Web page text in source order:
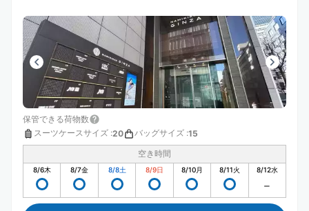
保管できる荷物数
スーツケースサイズ :20 バッグサイズ :15
空き時間
8/6木 8/7金 8/8土 8/9日 8/10月 8/11火 8/12水